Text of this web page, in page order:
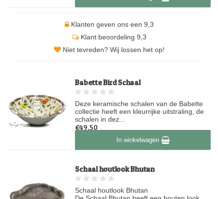
Klanten geven ons een 9,3
Klant beoordeling 9,3
Niet tevreden? Wij lossen het op!
Babette Bird Schaal
Deze keramische schalen van de Babette
collectie heeft een kleurrijke uitstraling, de
schalen in dez...
€49,50
Op voorraadIn winkelwagen
Schaal houtlook Bhutan
Schaal houtlook Bhutan